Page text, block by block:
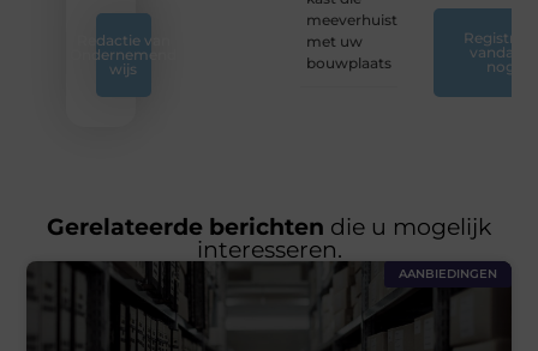
Redactie van
Ondernemend
wijs
meeverhuist
met uw
bouwplaats
Registreer
vandaag
nog
Gerelateerde berichten die u mogelijk
interesseren.
AANBIEDINGEN